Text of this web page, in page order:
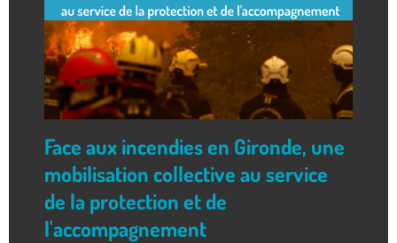
Face aux incendies en Gironde, une
mobilisation collective au service
de la protection et de
l'accompagnement